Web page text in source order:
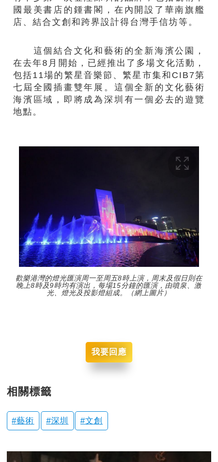
國最美書店的鍾書閣，在內開設了華南旗艦
店、結合文創和跨界設計得台灣手信坊等。
這個結合文化和藝術的全新海濱公園，
在去年8月開始，已經推出了多場文化活動，
包括11場的繁星音樂節、繁星市集和CIB7第
七屆全國插畫雙年展。這個全新的文化藝術
海濱區域，即將成為深圳有一個必去的遊覽
地點。
歡樂港灣的燈光匯演周一至周五8時上演，周末及假日則在
晚上8時及9時均有演出，每場15分鐘的匯演，由噴泉、激
光、燈光及投影燈組成。（網上圖片）
我要回應
相關標籤
藝術 深圳 文創